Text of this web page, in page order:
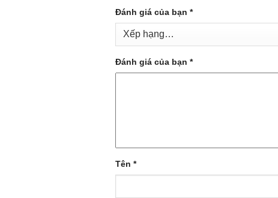
Đánh giá của bạn *
Đánh giá của bạn *
Tên *